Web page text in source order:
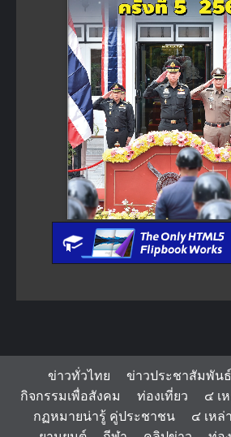
ข่าวทั่วไทย ข่าวประชาสัมพันธ์
กิจกรรมเพื่อสังคม
ท่องเที่ยว ๔ เ
กฏหมายน่ารู้ คู่ประชาชน
๔ เหล่